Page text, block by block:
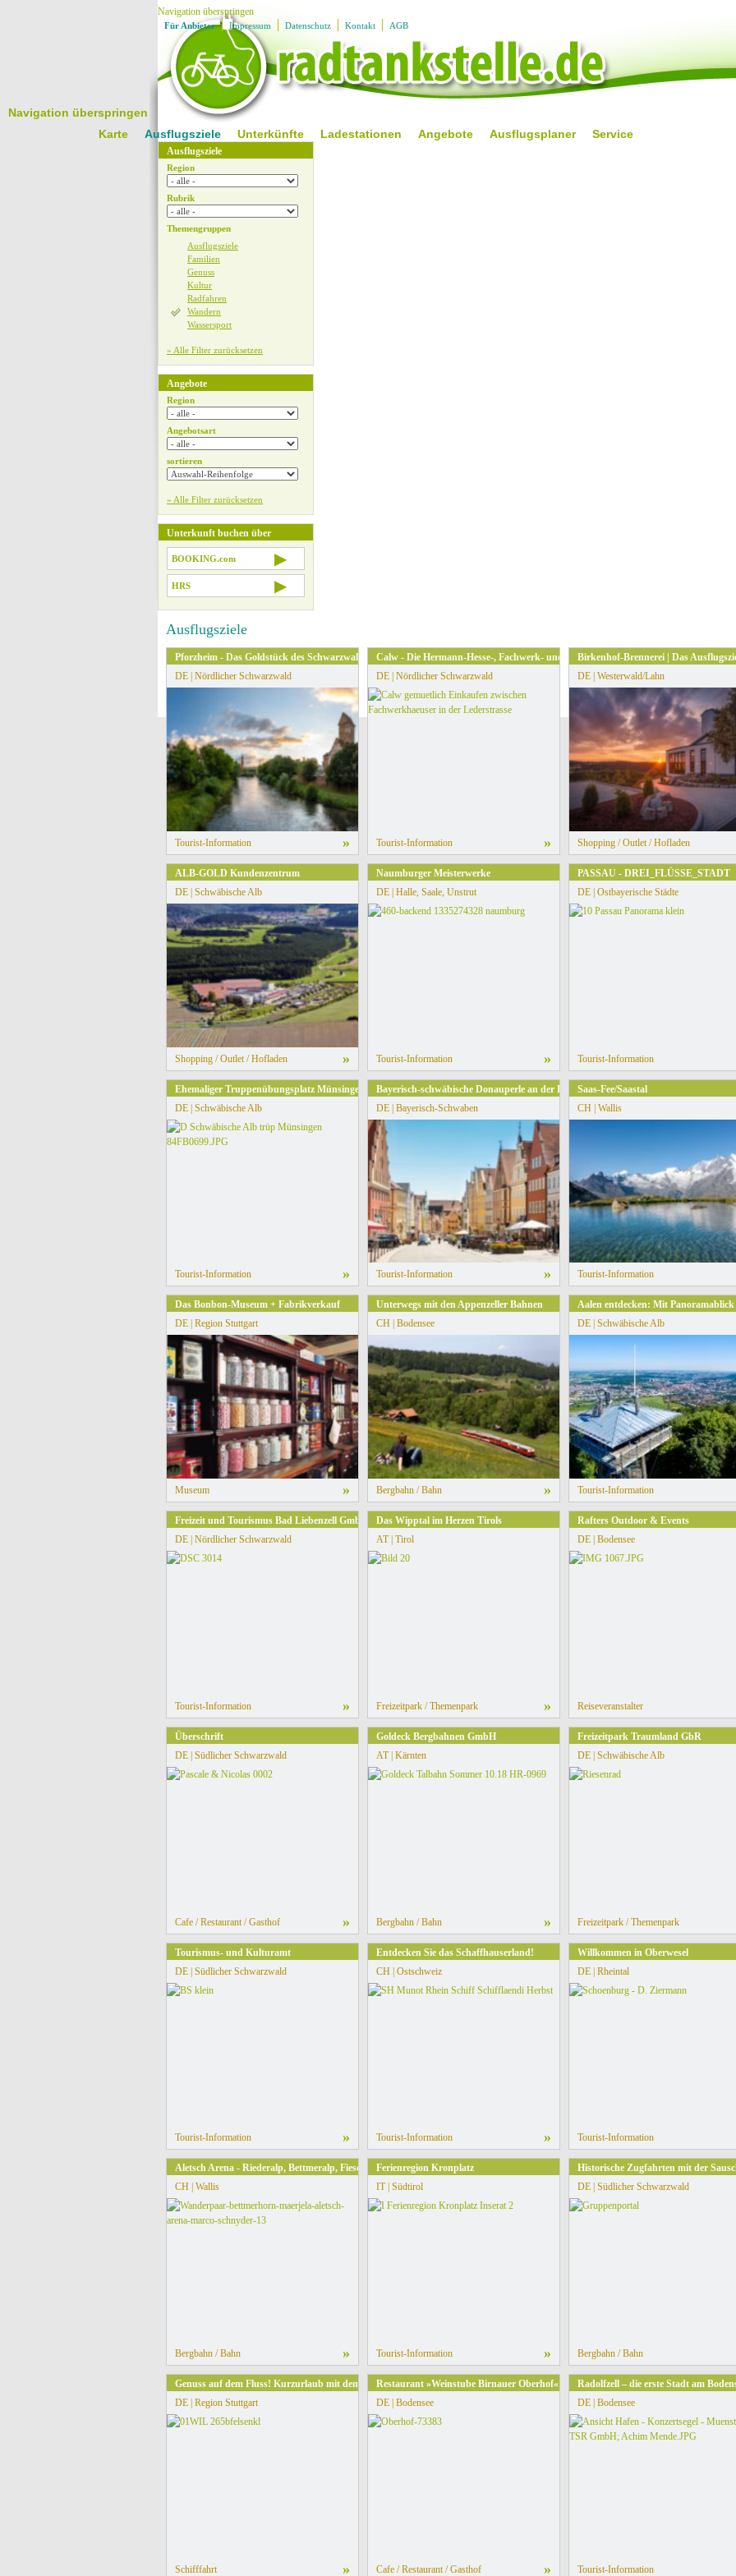
Navigation überspringen
Für Anbieter Impressum Datenschutz Kontakt AGB
Navigation überspringen
Karte
Ausflugsziele Unterkünfte Ladestationen Angebote Ausflugsplaner Service
Ausflugsziele
Region
Rubrik
Themengruppen
Ausflugsziele
Familien
Genuss
Kultur
Radfahren
Wandern
Wassersport
» Alle Filter zurücksetzen
Angebote
Region
Angebotsart
sortieren
» Alle Filter zurücksetzen
Unterkunft buchen über
BOOKING.com ▶
HRS ▶
Ausflugsziele
Pforzheim - Das Goldstück des Schwarzwaldes
DE | Nördlicher Schwarzwald
Tourist-Information »
Calw - Die Hermann-Hesse-, Fachwerk- und Klosterstadt
DE | Nördlicher Schwarzwald
Tourist-Information »
Birkenhof-Brennerei | Das
DE | Westerwald/Lahn
Shopping / Outlet / Hofladen
ALB-GOLD Kundenzentrum
DE | Schwäbische Alb
Shopping / Outlet / Hofladen »
Naumburger Meisterwerke
DE | Halle, Saale, Unstrut
Tourist-Information »
PASSAU - DREI_FLÜSSE_STADT
DE | Ostbayerische Städte
Tourist-Information
Ehemaliger Truppenübungsplatz Münsingen
DE | Schwäbische Alb
Tourist-Information »
Bayerisch-schwäbische Donauperle an der Romantischen Straße
DE | Bayerisch-Schwaben
Tourist-Information »
Saas-Fee/Saastal
CH | Wallis
Tourist-Information
Das Bonbon-Museum + Fabrikverkauf
DE | Region Stuttgart
Museum »
Unterwegs mit den Appenzeller Bahnen
CH | Bodensee
Bergbahn / Bahn »
Aalen entdecken: Mit
DE | Schwäbische Alb
Tourist-Information
Freizeit und Tourismus Bad Liebenzell GmbH
DE | Nördlicher Schwarzwald
Tourist-Information »
Das Wipptal im Herzen Tirols
AT | Tirol
Freizeitpark / Themenpark »
Rafters Outdoor & Events
DE | Bodensee
Reiseveranstalter
Überschrift
DE | Südlicher Schwarzwald
Cafe / Restaurant / Gasthof »
Goldeck Bergbahnen GmbH
AT | Kärnten
Bergbahn / Bahn »
Freizeitpark Traumland GbR
DE | Schwäbische Alb
Freizeitpark / Themenpark
Tourismus- und Kulturamt
DE | Südlicher Schwarzwald
Tourist-Information »
Entdecken Sie das Schaffhauserland!
CH | Ostschweiz
Tourist-Information »
Willkommen in Oberwesel
DE | Rheintal
Tourist-Information
Aletsch Arena - Riederalp, Bettmeralp, Fiesch-Eggishorn
CH | Wallis
Bergbahn / Bahn »
Ferienregion Kronplatz
IT | Südtirol
Tourist-Information »
Historische Zugfahrten mit der
DE | Südlicher Schwarzwald
Bergbahn / Bahn
Genuss auf dem Fluss! Kurzurlaub mit dem Schiff oder Partyfloß
DE | Region Stuttgart
Schifffahrt »
Restaurant »Weinstube Birnauer Oberhof«
DE | Bodensee
Cafe / Restaurant / Gasthof »
Radolfzell – die erste Stadt am
DE | Bodensee
Tourist-Information